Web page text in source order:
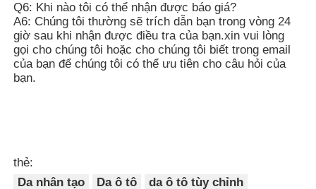
Q6: Khi nào tôi có thể nhận được báo giá?
A6: Chúng tôi thường sẽ trích dẫn bạn trong vòng 24
giờ sau khi nhận được điều tra của bạn.xin vui lòng
gọi cho chúng tôi hoặc cho chúng tôi biết trong email
của bạn để chúng tôi có thể ưu tiên cho câu hỏi của
bạn.
thẻ:
Da nhân tạo
Da ô tô da ô tô tùy chỉnh